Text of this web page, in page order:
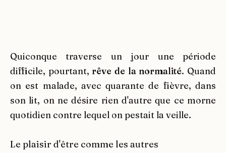
Quiconque traverse un jour une période
difficile, pourtant, rêve de la normalité. Quand
on est malade, avec quarante de fièvre, dans
son lit, on ne désire rien d'autre que ce morne
quotidien contre lequel on pestait la veille.
Le plaisir d'être comme les autres